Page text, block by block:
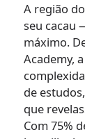
A região
seu cacau
máximo.
Academy,
de
que
Com 75%